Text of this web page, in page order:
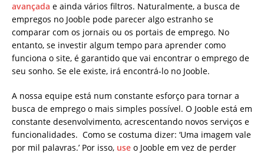
avançada e ainda vários filtros. Naturalmente, a busca de
empregos no Jooble pode parecer algo estranho se
comparar com os jornais ou os portais de emprego. No
entanto, se investir algum tempo para aprender como
funciona o site, é garantido que vai encontrar o emprego de
seu sonho. Se ele existe, irá encontrá-lo no Jooble.
A nossa equipe está num constante esforço para tornar a
busca de emprego o mais simples possível. O Jooble está em
constante desenvolvimento, acrescentando novos serviços e
funcionalidades. Como se costuma dizer: ‘Uma imagem vale
por mil palavras.’ Por isso, use o Jooble em vez de perder